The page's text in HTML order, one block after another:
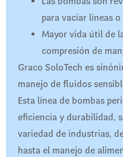
para vaciar líneas
Mayor vida útil de
compresión de
Graco SoloTech es
manejo de fluidos
Esta línea de bombas
eficiencia y durabilidad,
variedad de industrias,
hasta el manejo de